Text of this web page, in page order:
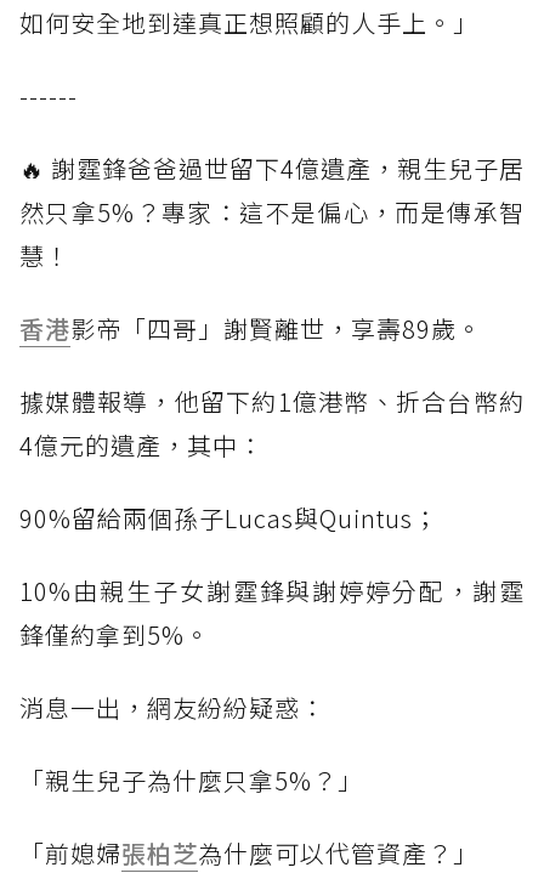
如何安全地到達真正想照顧的人手上。」
------
🔥 謝霆鋒爸爸過世留下4億遺產，親生兒子居
然只拿5%？專家：這不是偏心，而是傳承智
慧！
香港影帝「四哥」謝賢離世，享壽89歲。
據媒體報導，他留下約1億港幣、折合台幣約
4億元的遺產，其中：
90%留給兩個孫子Lucas與Quintus；
10%由親生子女謝霆鋒與謝婷婷分配，謝霆
鋒僅約拿到5%。
消息一出，網友紛紛疑惑：
「親生兒子為什麼只拿5%？」
「前媳婦張柏芝為什麼可以代管資產？」